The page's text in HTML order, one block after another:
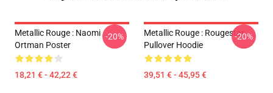
Metallic Rouge : Naomi
Ortman Poster
18,21 € - 42,22 €
-20%
Metallic Rouge : Rougestar
Pullover Hoodie
39,51 € - 45,95 €
-20%